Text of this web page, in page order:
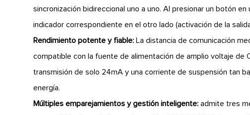
sincronización bidireccional uno a uno. Al presionar un botón
indicador correspondiente en el otro lado (activación de la
Rendimiento potente y fiable: La distancia de comunicación
compatible con la fuente de alimentación de amplio voltaje de
transmisión de solo 24mA y una corriente de suspensión tan
energía.
Múltiples emparejamientos y gestión inteligente: admite tres